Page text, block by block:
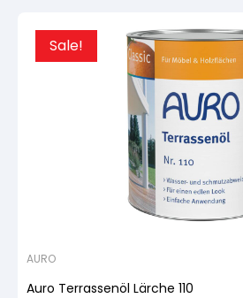
Sale!
AURO
Auro Terrassenöl Lärche 110